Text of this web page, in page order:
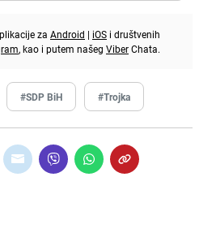
za Android | iOS i društvenih
, kao i putem našeg ViberChata.
#SDP BiH #Trojka